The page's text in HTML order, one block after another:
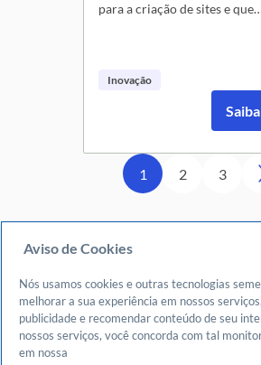
para a criação de sites e que
construir um site para sua
Inovação
1 2 3
Navegue
Meu espaço
Fazer login
Cadastrar-se
Aviso de Cookies
Nós usamos cookies e outras tecnologias
melhorar a sua experiência em nossos
publicidade e recomendar conteúdo de seu
nossos serviços, você concorda com tal
em nossa